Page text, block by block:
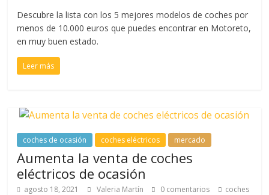
Descubre la lista con los 5 mejores modelos de coches por
menos de 10.000 euros que puedes encontrar en Motoreto,
en muy buen estado.
Leer más
coches de ocasión coches eléctricos mercado
Aumenta la venta de coches
eléctricos de ocasión
agosto 18, 2021 Valeria Martín 0 comentarios
coches